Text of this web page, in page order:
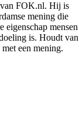
van FOK.nl. Hij is
mening die
eigenschap mensen
is. Houdt van
een mening.